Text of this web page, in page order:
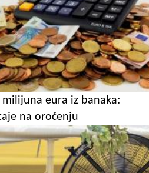
eura iz banaka:
na oročenju